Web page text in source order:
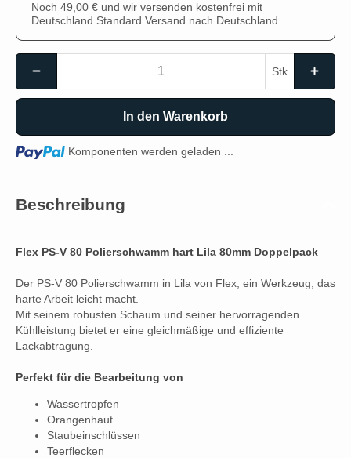
Noch 49,00 € und wir versenden kostenfrei mit
Deutschland Standard Versand nach Deutschland.
Stk
In den Warenkorb
Loading... Komponenten werden geladen ...
Beschreibung
Flex PS-V 80 Polierschwamm hart Lila 80mm Doppelpack
Der PS-V 80 Polierschwamm in Lila von Flex, ein Werkzeug, das
harte Arbeit leicht macht.
Mit seinem robusten Schaum und seiner hervorragenden
Kühlleistung bietet er eine gleichmäßige und effiziente
Lackabtragung.
Perfekt für die Bearbeitung von
Wassertropfen
Orangenhaut
Staubeinschlüssen
Teerflecken